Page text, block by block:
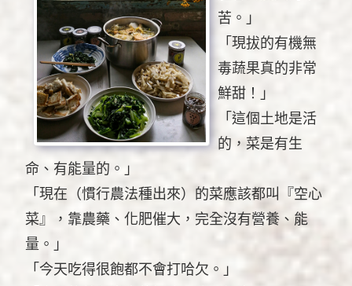
苦。」
「現拔的有機無
毒蔬果真的非常
鮮甜！」
「這個土地是活
的，菜是有生
命、有能量的。」
「現在（慣行農法種出來）的菜應該都叫『空心
菜』，靠農藥、化肥催大，完全沒有營養、能
量。」
「今天吃得很飽都不會打哈欠。」